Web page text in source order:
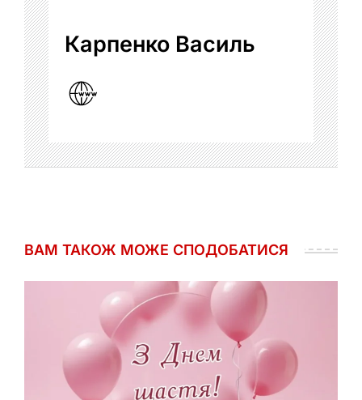
Карпенко Василь
ВАМ ТАКОЖ МОЖЕ СПОДОБАТИСЯ